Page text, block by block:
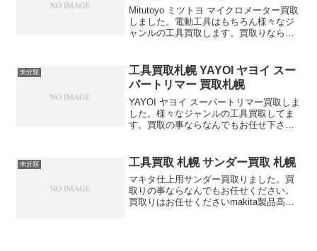
Mitutoyo ミツトヨ マイクロメーター買取
しました。電動工具はもちろん様々なジ
ャンルの工具買取します。買取りならな
未分類
工具買取札幌 YAYOI ヤヨイ スー
パートリマー 買取札幌
YAYOI ヤヨイ スーパートリマー買取しま
した。様々なジャンルの工具買取してま
す。買取の事ならなんでもお任せ下さ
未分類 工具買取 札幌 サンダー買取 札幌
マキタ仕上用サンダー買取りました。買
取りの事ならなんでもお任せください。
買取りはお任せくださいmakita製品高価